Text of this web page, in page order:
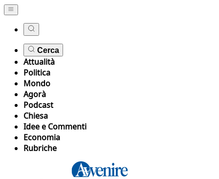
Cerca
Attualità
Politica
Mondo
Agorà
Podcast
Chiesa
Idee e Commenti
Economia
Rubriche